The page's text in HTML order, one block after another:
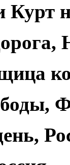
Курт